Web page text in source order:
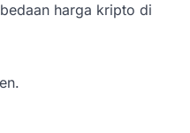
harga kripto di